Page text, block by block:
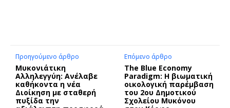
Προηγούμενο άρθρο
Μυκονιάτικη
Αλληλεγγύη: Ανέλαβε
καθήκοντα η νέα
Διοίκηση με σταθερή
πυξίδα την
Επόμενο άρθρο
The Blue Economy
Paradigm: Η βιωματική
οικολογική παρέμβαση
του 2ου Δημοτικού
Σχολείου Μυκόνου